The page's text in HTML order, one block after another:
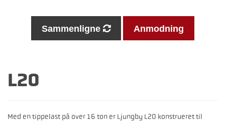
Sammenligne Anmodning
L20
Med en tippelast på over 16 ton er Ljungby L20 konstrueret til